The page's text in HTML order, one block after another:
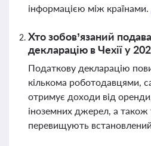
інформацією між країнами.
Хто зобов’язаний
декларацію в Чехії у
Податкову декларацію
кількома роботодавцями,
отримує доходи від
іноземних джерел, а також
перевищують встановлений